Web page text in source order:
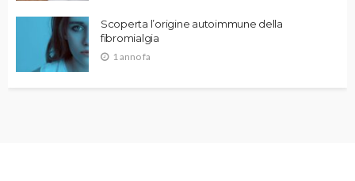
Scoperta l’origine autoimmune della
fibromialgia
1 anno fa